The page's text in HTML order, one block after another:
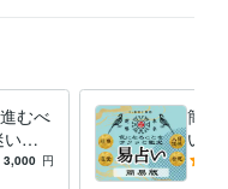
グ
係 金運 結婚
転職
むべ
の
方箋
3,000 円
簡易
いの
えす